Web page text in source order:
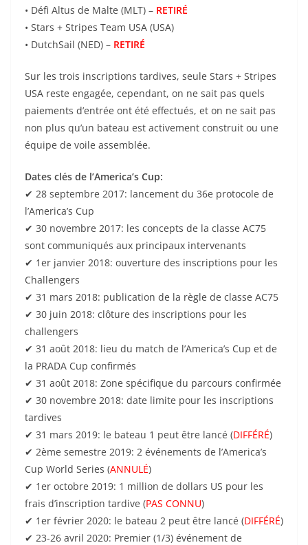
• Défi Altus de Malte (MLT) – RETIRÉ
• Stars + Stripes Team USA (USA)
• DutchSail (NED) – RETIRÉ
Sur les trois inscriptions tardives, seule Stars + Stripes
USA reste engagée, cependant, on ne sait pas quels
paiements d’entrée ont été effectués, et on ne sait pas
non plus qu’un bateau est activement construit ou une
équipe de voile assemblée.
Dates clés de l’America’s Cup:
✔ 28 septembre 2017: lancement du 36e protocole de
l’America’s Cup
✔ 30 novembre 2017: les concepts de la classe AC75
sont communiqués aux principaux intervenants
✔ 1er janvier 2018: ouverture des inscriptions pour les
Challengers
✔ 31 mars 2018: publication de la règle de classe AC75
✔ 30 juin 2018: clôture des inscriptions pour les
challengers
✔ 31 août 2018: lieu du match de l’America’s Cup et de
la PRADA Cup confirmés
✔ 31 août 2018: Zone spécifique du parcours confirmée
✔ 30 novembre 2018: date limite pour les inscriptions
tardives
✔ 31 mars 2019: le bateau 1 peut être lancé (DIFFÉRÉ)
✔ 2ème semestre 2019: 2 événements de l’America’s
Cup World Series (ANNULÉ)
✔ 1er octobre 2019: 1 million de dollars US pour les
frais d’inscription tardive (PAS CONNU)
✔ 1er février 2020: le bateau 2 peut être lancé (DIFFÉRÉ)
✔ 23-26 avril 2020: Premier (1/3) événement de